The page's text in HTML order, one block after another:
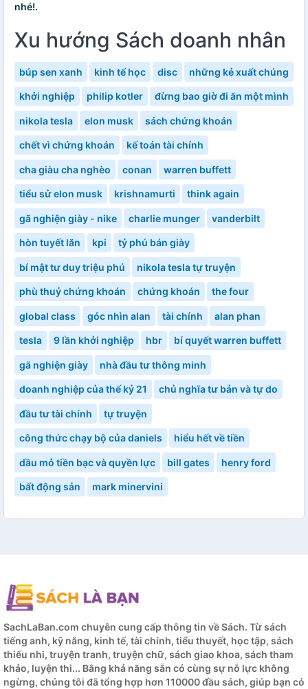
nhé!.
Xu hướng Sách doanh nhân
búp sen xanh kinh tế học disc những kẻ xuất chúng
khởi nghiệp philip kotler đừng bao giờ đi ăn một mình
nikola tesla elon musk sách chứng khoán
chết vì chứng khoán kế toán tài chính
cha giàu cha nghèo conan warren buffett
tiểu sử elon musk krishnamurti think again
gã nghiện giày - nike charlie munger vanderbilt
hòn tuyết lăn kpi tỷ phú bán giày
bí mật tư duy triệu phú nikola tesla tự truyện
phù thuỷ chứng khoán chứng khoán the four
global class góc nhìn alan tài chính alan phan
tesla 9 lần khởi nghiệp hbr bí quyết warren buffett
gã nghiện giày nhà đầu tư thông minh
doanh nghiệp của thế kỷ 21 chủ nghĩa tư bản và tự do
đầu tư tài chính tự truyện
công thức chạy bộ của daniels hiểu hết về tiền
dầu mỏ tiền bạc và quyền lực bill gates henry ford
bất động sản mark minervini
SachLaBan.com chuyên cung cấp thông tin về Sách. Từ sách
tiếng anh, kỹ năng, kinh tế, tài chính, tiểu thuyết, học tập, sách
thiếu nhi, truyện tranh, truyện chữ, sách giao khoa, sách tham
khảo, luyện thi... Bằng khả năng sẵn có cùng sự nỗ lực không
ngừng, chúng tôi đã tổng hợp hơn 110000 đầu sách, giúp bạn có